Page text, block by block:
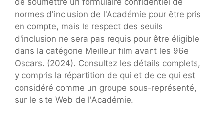
de soumettre un formulaire confidentiel de
normes d'inclusion de l'Académie pour être pris
en compte, mais le respect des seuils
d'inclusion ne sera pas requis pour être éligible
dans la catégorie Meilleur film avant les 96e
Oscars. (2024). Consultez les détails complets,
y compris la répartition de qui et de ce qui est
considéré comme un groupe sous-représenté,
sur le site Web de l'Académie.